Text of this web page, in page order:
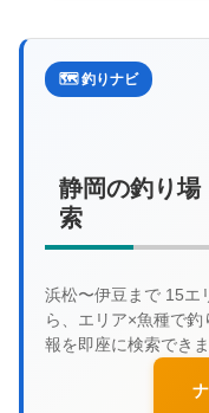
🗺️ 釣りナビ
静岡の釣り場
索